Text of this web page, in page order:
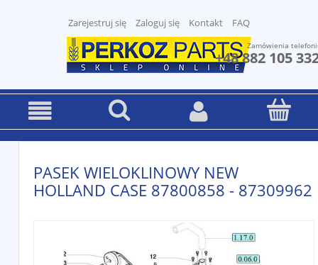
Zarejestruj się Zaloguj się Kontakt FAQ
Zamówienia
+48 882 105
PASEK WIELOKLINOWY NEW
HOLLAND CASE 87800858 - 87309962